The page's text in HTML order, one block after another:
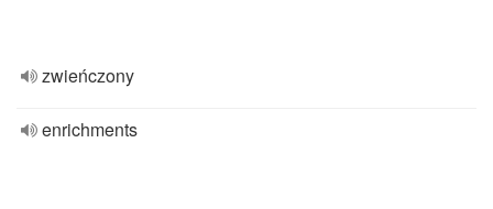
zwieńczony
enrichments